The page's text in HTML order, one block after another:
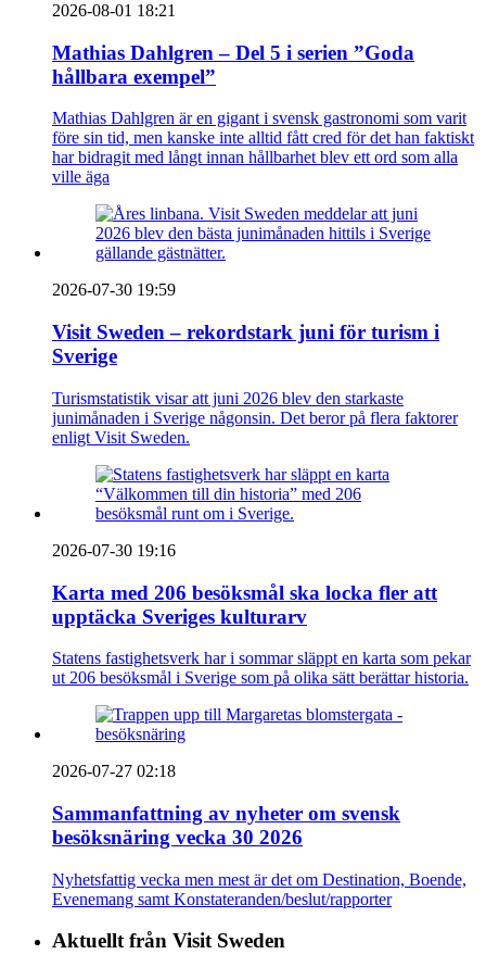
2026-08-01 18:21
Mathias Dahlgren – Del 5 i serien ”Goda
hållbara exempel”
Mathias Dahlgren är en gigant i svensk gastronomi som varit
före sin tid, men kanske inte alltid fått cred för det han faktiskt
har bidragit med långt innan hållbarhet blev ett ord som alla
ville äga
2026-07-30 19:59
Visit Sweden – rekordstark juni för turism i
Sverige
Turismstatistik visar att juni 2026 blev den starkaste
junimånaden i Sverige någonsin. Det beror på flera faktorer
enligt Visit Sweden.
2026-07-30 19:16
Karta med 206 besöksmål ska locka fler att
upptäcka Sveriges kulturarv
Statens fastighetsverk har i sommar släppt en karta som pekar
ut 206 besöksmål i Sverige som på olika sätt berättar historia.
2026-07-27 02:18
Sammanfattning av nyheter om svensk
besöksnäring vecka 30 2026
Nyhetsfattig vecka men mest är det om Destination, Boende,
Evenemang samt Konstateranden/beslut/rapporter
Aktuellt från Visit Sweden